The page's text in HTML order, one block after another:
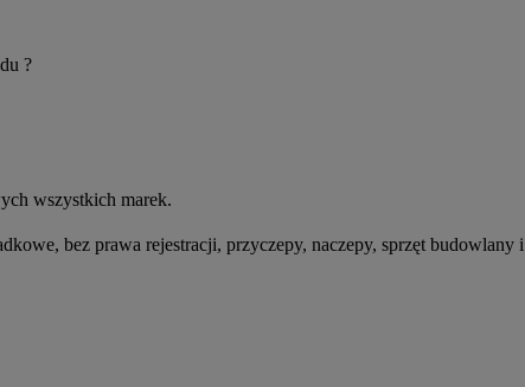
?
wszystkich marek.
bez prawa rejestracji, przyczepy, naczepy, sprzęt budowlany i